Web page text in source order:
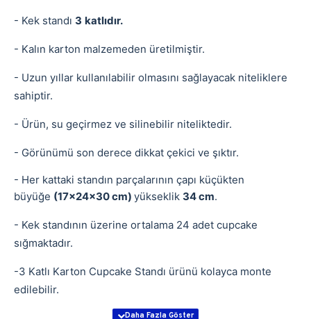
- Kek standı 3 katlıdır.
- Kalın karton malzemeden üretilmiştir.
- Uzun yıllar kullanılabilir olmasını sağlayacak niteliklere
sahiptir.
- Ürün, su geçirmez ve silinebilir niteliktedir.
- Görünümü son derece dikkat çekici ve şıktır.
- Her kattaki standın parçalarının çapı küçükten
büyüğe (17x24x30 cm) yükseklik 34 cm.
- Kek standının üzerine ortalama 24 adet cupcake
sığmaktadır.
-3 Katlı Karton Cupcake Standı ürünü kolayca monte
edilebilir.